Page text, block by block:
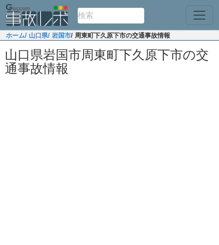
ホーム/ 山口県/ 岩国市/ 周東町下久原下市の交通事故情報
山口県岩国市周東町下久原下市の交
通事故情報